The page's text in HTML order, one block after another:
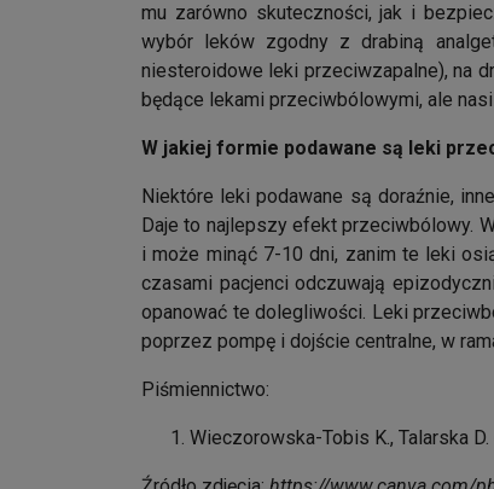
mu zarówno skuteczności, jak i
wybór leków zgodny z drabiną
niesteroidowe leki przeciwzapalne), na
będące lekami przeciwbólowymi, ale
W jakiej formie podawane są leki
Niektóre leki podawane są doraźnie,
Daje to najlepszy efekt przeciwbólowy.
i może minąć 7-10 dni, zanim te leki
czasami pacjenci odczuwają
opanować te dolegliwości. Leki
poprzez pompę i dojście centralne, w
Piśmiennictwo:
Wieczorowska-Tobis K., Talarska D.